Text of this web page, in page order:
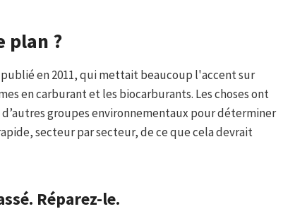
plan ?
en 2011, qui mettait beaucoup l'accent sur
en carburant et les biocarburants. Les choses ont
groupes environnementaux pour déterminer
secteur par secteur, de ce que cela devrait
Réparez-le.